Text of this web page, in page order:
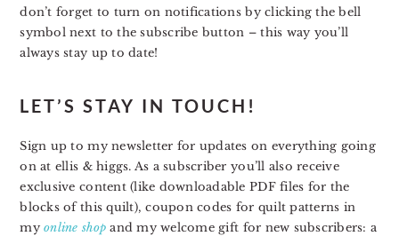
don’t forget to turn on notifications by clicking the bell
symbol next to the subscribe button – this way you’ll
always stay up to date!
LET’S STAY IN TOUCH!
Sign up to my newsletter for updates on everything going
on at ellis & higgs. As a subscriber you’ll also receive
exclusive content (like downloadable PDF files for the
blocks of this quilt), coupon codes for quilt patterns in
myonline shop and my welcome gift for new subscribers: a